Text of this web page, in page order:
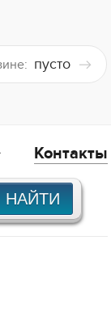
пусто
Контакты